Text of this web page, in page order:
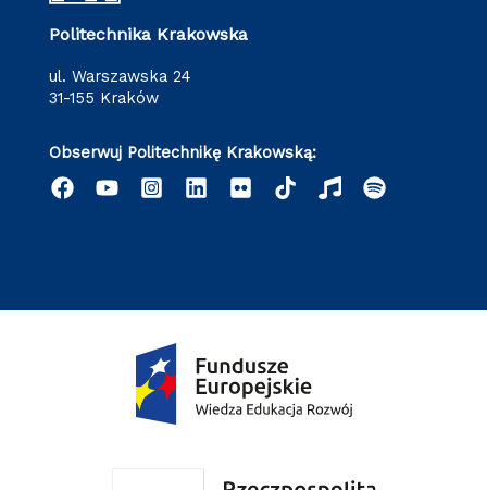
Politechnika Krakowska
ul. Warszawska 24
31-155 Kraków
Obserwuj Politechnikę Krakowską: